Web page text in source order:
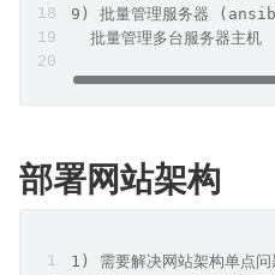
9) 批量管理服务器
  批量管理多台服务器主机
部署网站架构
1) 需要解决网站架构单点问